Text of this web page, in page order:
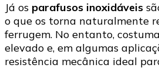
Já os parafusos inoxidáveis
o que os torna naturalmente
ferrugem. No entanto,
elevado e, em algumas
resistência mecânica ideal